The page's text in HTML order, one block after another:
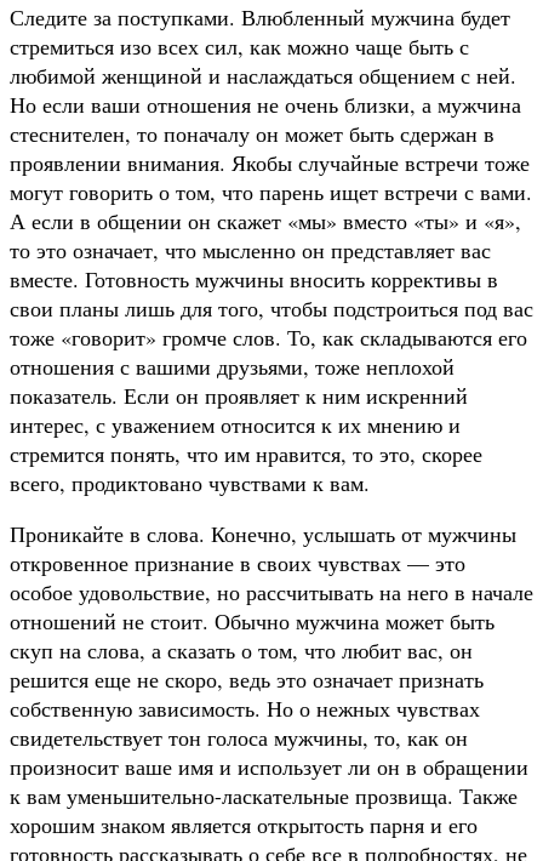
Следите за поступками. Влюбленный мужчина будет
стремиться изо всех сил, как можно чаще быть с
любимой женщиной и наслаждаться общением с ней.
Но если ваши отношения не очень близки, а мужчина
стеснителен, то поначалу он может быть сдержан в
проявлении внимания. Якобы случайные встречи тоже
могут говорить о том, что парень ищет встречи с вами.
А если в общении он скажет «мы» вместо «ты» и «я»,
то это означает, что мысленно он представляет вас
вместе. Готовность мужчины вносить коррективы в
свои планы лишь для того, чтобы подстроиться под вас
тоже «говорит» громче слов. То, как складываются его
отношения с вашими друзьями, тоже неплохой
показатель. Если он проявляет к ним искренний
интерес, с уважением относится к их мнению и
стремится понять, что им нравится, то это, скорее
всего, продиктовано чувствами к вам.
Проникайте в слова. Конечно, услышать от мужчины
откровенное признание в своих чувствах — это
особое удовольствие, но рассчитывать на него в начале
отношений не стоит. Обычно мужчина может быть
скуп на слова, а сказать о том, что любит вас, он
решится еще не скоро, ведь это означает признать
собственную зависимость. Но о нежных чувствах
свидетельствует тон голоса мужчины, то, как он
произносит ваше имя и использует ли он в обращении
к вам уменьшительно-ласкательные прозвища. Также
хорошим знаком является открытость парня и его
готовность рассказывать о себе все в подробностях, не